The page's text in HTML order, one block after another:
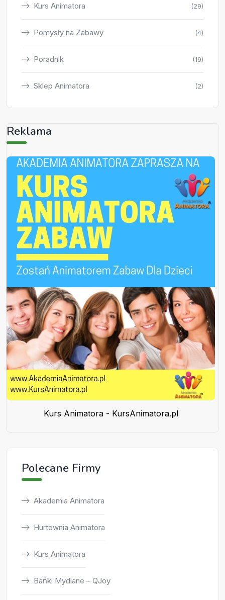
Kurs Animatora (29)
Pomysły na Zabawy (4)
Poradnik (19)
Sklep Animatora (2)
Reklama
Kurs Animatora - KursAnimatora.pl
Polecane Firmy
Akademia Animatora
Hurtownia Animatora
Kurs Animatora
Bańki Mydlane – QJoy